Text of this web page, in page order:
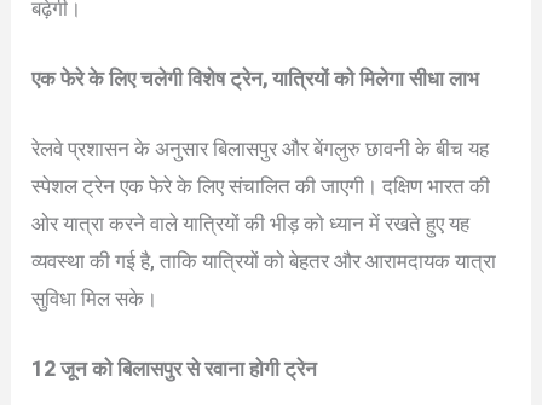
बढ़ेगी।
एक फेरे के लिए चलेगी विशेष ट्रेन, यात्रियों को मिलेगा सीधा लाभ
रेलवे प्रशासन के अनुसार बिलासपुर और बेंगलुरु छावनी के बीच यह
स्पेशल ट्रेन एक फेरे के लिए संचालित की जाएगी। दक्षिण भारत की
ओर यात्रा करने वाले यात्रियों की भीड़ को ध्यान में रखते हुए यह
व्यवस्था की गई है, ताकि यात्रियों को बेहतर और आरामदायक यात्रा
सुविधा मिल सके।
12 जून को बिलासपुर से रवाना होगी ट्रेन